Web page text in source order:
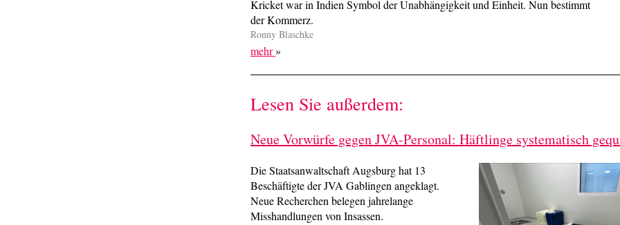
Kricket war in Indien Symbol der Unabhängigkeit und Einheit. Nun bestimmt
der Kommerz.
Ronny Blaschke
mehr»
Lesen Sie außerdem:
Neue Vorwürfe gegen JVA-Personal: Häftlinge systematisch
Die Staatsanwaltschaft Augsburg hat 13
Beschäftigte der JVA Gablingen angeklagt.
Neue Recherchen belegen jahrelange
Misshandlungen von Insassen.